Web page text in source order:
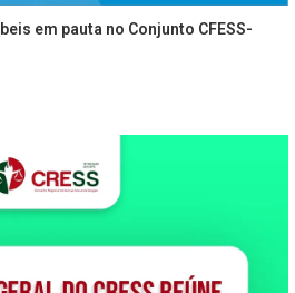
em pauta no Conjunto CFESS-